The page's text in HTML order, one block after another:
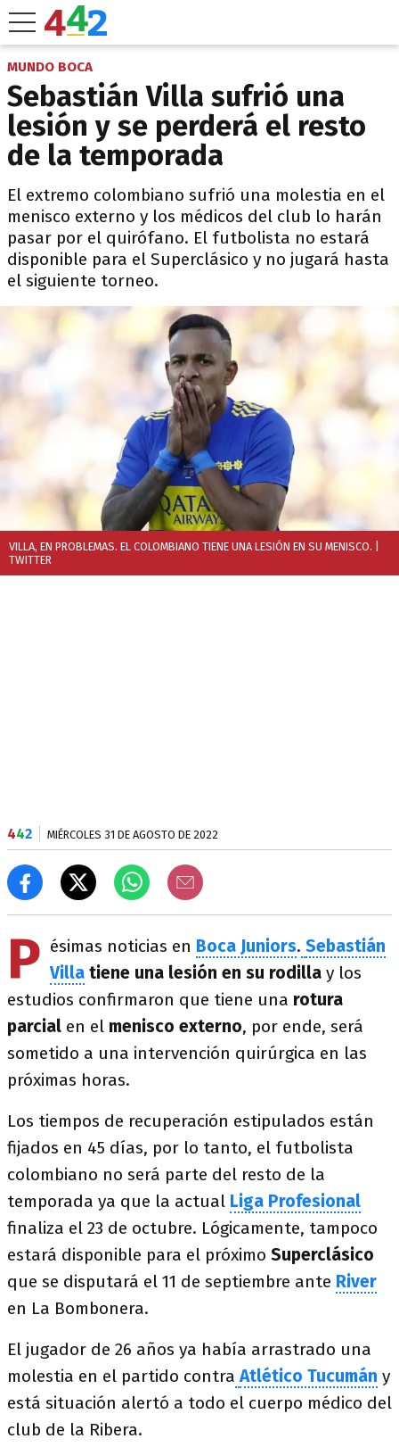
MUNDO BOCA
Sebastián Villa sufrió una
lesión y se perderá el resto
de la temporada
El extremo colombiano sufrió una molestia en el
menisco externo y los médicos del club lo harán
pasar por el quirófano. El futbolista no estará
disponible para el Superclásico y no jugará hasta
el siguiente torneo.
VILLA, EN PROBLEMAS. EL COLOMBIANO TIENE UNA LESIÓN EN SU MENISCO.
TWITTER
442 MIÉRCOLES 31 DE AGOSTO DE 2022
P ésimas noticias en Boca Juniors. Sebastián
Villa tiene una lesión en su rodilla y los
estudios confirmaron que tiene una rotura
parcial en el menisco externo, por ende, será
sometido a una intervención quirúrgica en las
próximas horas.
Los tiempos de recuperación estipulados están
fijados en 45 días, por lo tanto, el futbolista
colombiano no será parte del resto de la
temporada ya que la actual Liga Profesional
finaliza el 23 de octubre. Lógicamente, tampoco
estará disponible para el próximo Superclásico
que se disputará el 11 de septiembre ante River
en La Bombonera.
El jugador de 26 años ya había arrastrado una
molestia en el partido contra Atlético Tucumán y
está situación alertó a todo el cuerpo médico del
club de la Ribera.